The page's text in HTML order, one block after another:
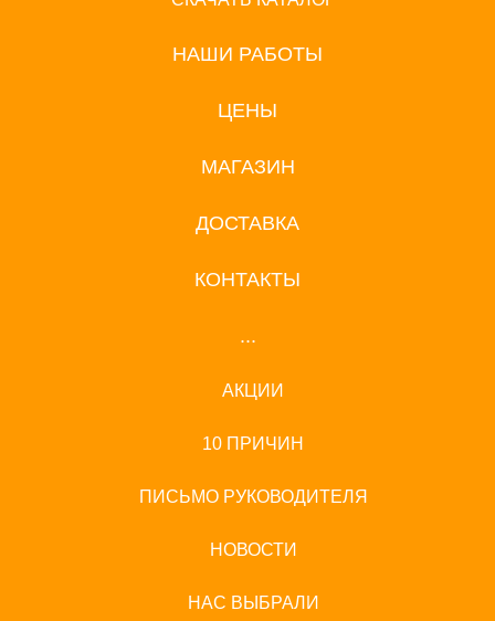
НАШИ РАБОТЫ
ЦЕНЫ
МАГАЗИН
ДОСТАВКА
КОНТАКТЫ
...
АКЦИИ
10 ПРИЧИН
ПИСЬМО РУКОВОДИТЕЛЯ
НОВОСТИ
НАС ВЫБРАЛИ